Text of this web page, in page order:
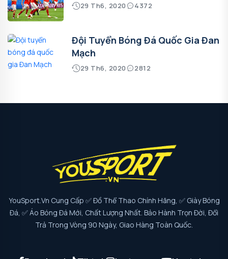
29 Th6, 2020 4372
Đội Tuyển Bóng Đá Quốc Gia Đan
Mạch
29 Th6, 2020 2812
YouSport.vn Cung Cấp ✅ Đồ Thể Thao Chính Hãng, ✅ Giày Bóng
Đá, ✅ Áo Bóng Đá Mới, Chất Lượng Nhất. Bảo Hành Trọn Đời, Đổi
Trả Trong Vòng 90 Ngày, Giao Hàng Toàn Quốc.